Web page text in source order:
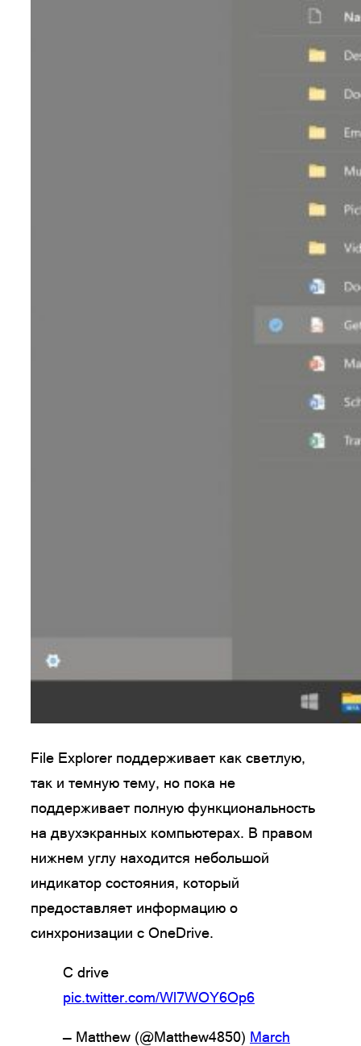
File Explorer поддерживает как светлую,
так и темную тему, но пока не
поддерживает полную функциональность
на двухэкранных компьютерах. В правом
нижнем углу находится небольшой
индикатор состояния, который
предоставляет информацию о
синхронизации с OneDrive.
C drive
pic.twitter.com/Wl7WOY6Op6
— Matthew (@Matthew4850) March